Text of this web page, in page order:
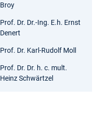
Broy
Prof. Dr. Dr.-Ing. E.h. Ernst
Denert
Prof. Dr. Karl-Rudolf Moll
Prof. Dr. Dr. h. c. mult.
Heinz Schwärtzel